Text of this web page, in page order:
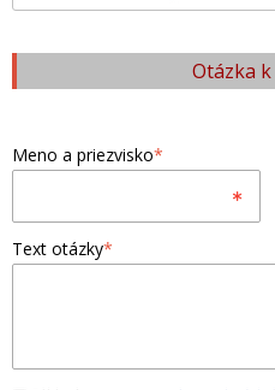
Otázka
Meno a priezvisko*
Text otázky*